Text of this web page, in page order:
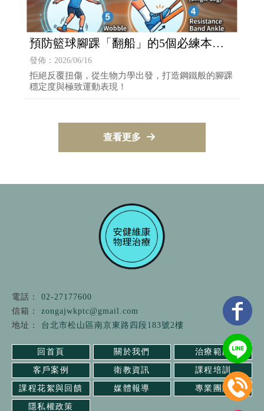
預防籃球腳踝「翻船」的5個必練本體
感覺訓練。
發佈：2026/06/16
拒絕反覆扭傷，從生物力學出發，打造鋼鐵般的腳踝
穩定度與極致運動表現！
查看更多
02-27177600
zongajwkptc@gmail.com
台北市松山區南京東路四段183號2樓
回首頁 關於我們 治療範圍
客戶案例 衛教資訊 課程培訓
課程花絮與回饋 媒體報導 專業團隊
隱私權政策